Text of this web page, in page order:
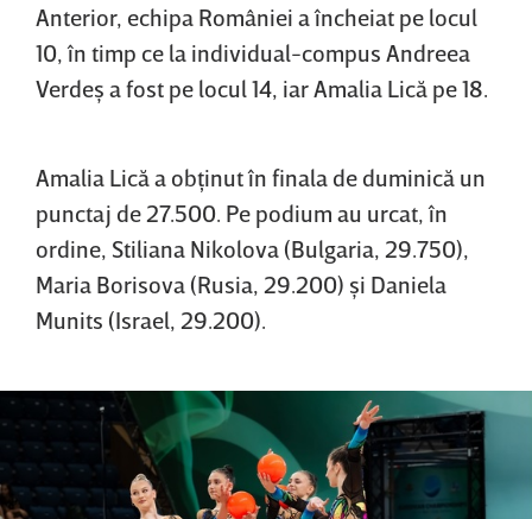
Anterior, echipa României a încheiat pe locul
10, în timp ce la individual-compus Andreea
Verdeş a fost pe locul 14, iar Amalia Lică pe 18.
Amalia Lică a obţinut în finala de duminică un
punctaj de 27.500. Pe podium au urcat, în
ordine, Stiliana Nikolova (Bulgaria, 29.750),
Maria Borisova (Rusia, 29.200) şi Daniela
Munits (Israel, 29.200).